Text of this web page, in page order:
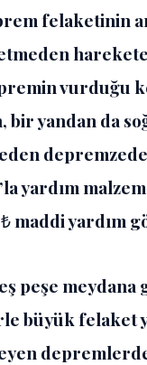
felaketinin
vurduğu
bir yandan da
yardım
maddi yardım
peşe meydana
büyük felaket